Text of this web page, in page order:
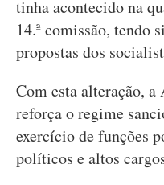
tinha acontecido na
14.ª comissão, tendo
propostas dos
Com esta alteração,
reforça o regime
exercício de funções
políticos e altos